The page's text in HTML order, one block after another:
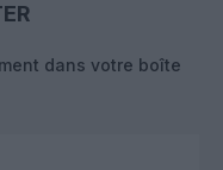
dans votre boîte